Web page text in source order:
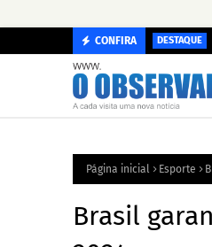
CONFIRA DESTAQUE
Página inicial Esporte
Brasil